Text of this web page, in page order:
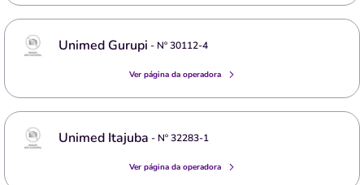
Unimed Gurupi - Nº30112-4
Ver página da operadora
Unimed Itajuba - Nº32283-1
Ver página da operadora